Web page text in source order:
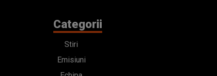
Categorii
Stiri
Emisiuni